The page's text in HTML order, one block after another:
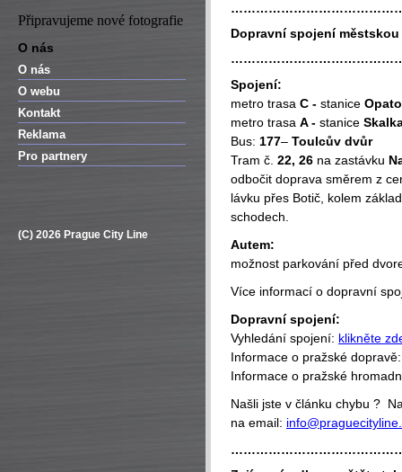
Připravujeme nové fotografie
O nás
O nás
O webu
Kontakt
Reklama
Pro partnery
(C) 2026 Prague City Line
Dopravní spojení
Spojení:
metro trasa C - stanice
metro trasa A - stanice
Bus: 177– Toulcův dvůr
Tram č. 22, 26 na zastávku
odbočit doprava směrem z
lávku přes Botič, kolem
schodech.
Autem:
možnost parkování před
Více informací o dopravní
Dopravní spojení:
Vyhledání spojení: klikněte
Informace o pražské
Informace o pražské
Našli jste v článku chybu ?
na email: